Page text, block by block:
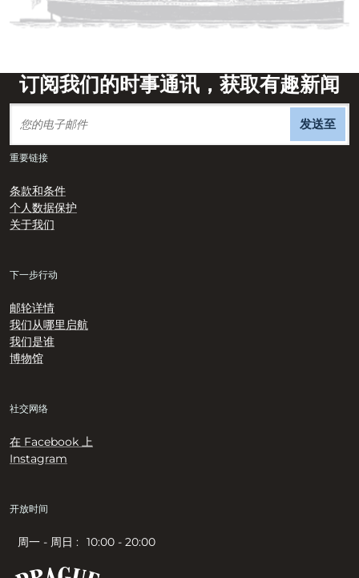
订阅我们的时事通讯，获取有趣新闻
发送至
重要链接
条款和条件
个人数据保护
关于我们
下一步行动
邮轮详情
我们从哪里启航
我们是谁
博物馆
社交网络
在 Facebook 上
Instagram
开放时间
周一 - 周日 : 10:00 - 20:00